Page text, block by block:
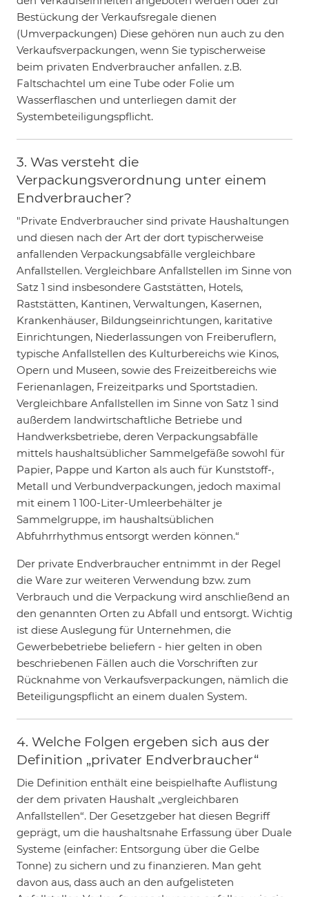
Bestückung der Verkaufsregale dienen
(Umverpackungen) Diese gehören nun auch zu den
Verkaufsverpackungen, wenn Sie typischerweise
beim privaten Endverbraucher anfallen. z.B.
Faltschachtel um eine Tube oder Folie um
Wasserflaschen und unterliegen damit der
Systembeteiligungspflicht.
3. Was versteht die
Verpackungsverordnung unter einem
Endverbraucher?
"Private Endverbraucher sind private Haushaltungen
und diesen nach der Art der dort typischerweise
anfallenden Verpackungsabfälle vergleichbare
Anfallstellen. Vergleichbare Anfallstellen im Sinne von
Satz 1 sind insbesondere Gaststätten, Hotels,
Raststätten, Kantinen, Verwaltungen, Kasernen,
Krankenhäuser, Bildungseinrichtungen, karitative
Einrichtungen, Niederlassungen von Freiberuflern,
typische Anfallstellen des Kulturbereichs wie Kinos,
Opern und Museen, sowie des Freizeitbereichs wie
Ferienanlagen, Freizeitparks und Sportstadien.
Vergleichbare Anfallstellen im Sinne von Satz 1 sind
außerdem landwirtschaftliche Betriebe und
Handwerksbetriebe, deren Verpackungsabfälle
mittels haushaltsüblicher Sammelgefäße sowohl für
Papier, Pappe und Karton als auch für Kunststoff-,
Metall und Verbundverpackungen, jedoch maximal
mit einem 1 100-Liter-Umleerbehälter je
Sammelgruppe, im haushaltsüblichen
Abfuhrrhythmus entsorgt werden können.“
Der private Endverbraucher entnimmt in der Regel
die Ware zur weiteren Verwendung bzw. zum
Verbrauch und die Verpackung wird anschließend an
den genannten Orten zu Abfall und entsorgt. Wichtig
ist diese Auslegung für Unternehmen, die
Gewerbebetriebe beliefern - hier gelten in oben
beschriebenen Fällen auch die Vorschriften zur
Rücknahme von Verkaufsverpackungen, nämlich die
Beteiligungspflicht an einem dualen System.
4. Welche Folgen ergeben sich aus der
Definition „privater Endverbraucher“
Die Definition enthält eine beispielhafte Auflistung
der dem privaten Haushalt „vergleichbaren
Anfallstellen“. Der Gesetzgeber hat diesen Begriff
geprägt, um die haushaltsnahe Erfassung über Duale
Systeme (einfacher: Entsorgung über die Gelbe
Tonne) zu sichern und zu finanzieren. Man geht
davon aus, dass auch an den aufgelisteten